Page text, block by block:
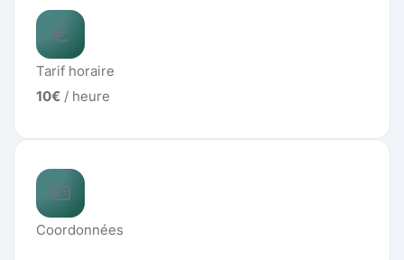
Tarif horaire
10€ / heure
Coordonnées